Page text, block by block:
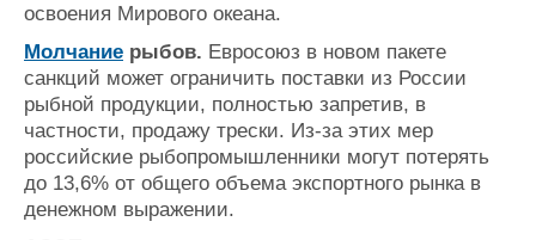
освоения Мирового океана.
Молчание рыбов. Евросоюз в новом пакете
санкций может ограничить поставки из России
рыбной продукции, полностью запретив, в
частности, продажу трески. Из-за этих мер
российские рыбопромышленники могут потерять
до 13,6% от общего объема экспортного рынка в
денежном выражении.